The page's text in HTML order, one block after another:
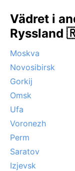
(april–maj) eller
temperaturen är
eller kyla är låg.
kan föra med sig
förekommer men
eller tropiska
det de torra,
kontrast till
Vädret i
Ryssland
Moskva
Novosibirsk
Gorkij
Omsk
Ufa
Voronezh
Perm
Saratov
Izjevsk